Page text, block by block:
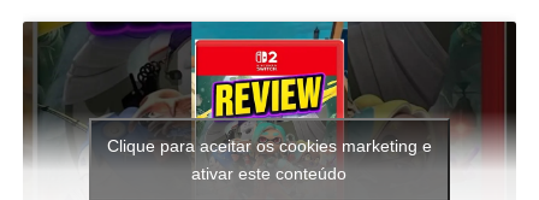
SONIC EGGMAN NEGA
SONIC FORCES INFINITE
SONIC MEPHILES
SONIC ROBOTNIK
SONIC THE HEDGEHOG
SONICVERSO
TODAS OS INIMIGOS DO SONIC
TODAS OS INIMIGOS DO UNIVERSO SONIC
TODOS OS INIMIGOS DOS JOGOS SONIC
UP NEXT
BEN 10 OMINIVERSO deu ERRADO | HISTORIA Ben 10
Clique para aceitar os cookies marketing e
ativar este conteúdo